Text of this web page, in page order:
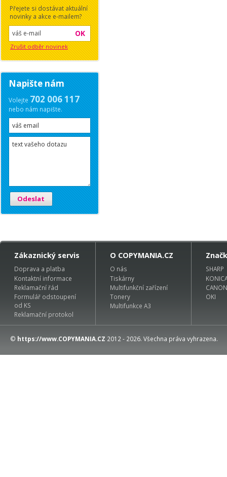
Přejete si dostávat aktuální
novinky a akce e-mailem?
OK
Zrušit odběr novinek
Napište nám
Volejte702 006 117
nebo nám napište.
Odeslat
Zákaznický servis
Doprava a platba
Kontaktní informace
Reklamační řád
Formulář odstoupení
od KS
Reklamační protokol
O COPYMANIA.CZ
O nás
Tiskárny
Multifunkční zařízení
Tonery
Multifunkce A3
SHARP
CANON
OKI
© https://www.COPYMANIA.CZ 2012 - 2026. Všechna práva vyhrazena.